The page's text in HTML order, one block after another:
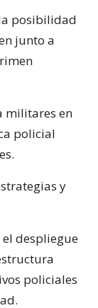
posibilidad
junto a
militares en
policial
y
despliegue
policiales